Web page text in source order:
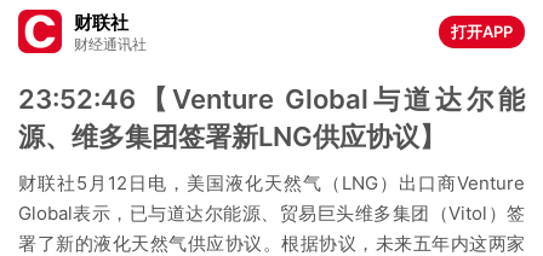
财联社
财经通讯社
打开APP
23:52:46【Venture Global与道达尔能
源、维多集团签署新LNG供应协议】
财联社5月12日电，美国液化天然气（LNG）出口商Venture
Global表示，已与道达尔能源、贸易巨头维多集团（Vitol）签
署了新的液化天然气供应协议。根据协议，未来五年内这两家